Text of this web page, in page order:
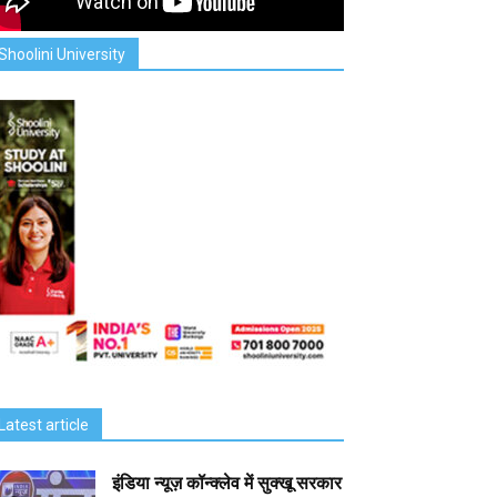
University
article
इंडिया न्यूज़ कॉन्क्लेव में सुक्खू सरकार